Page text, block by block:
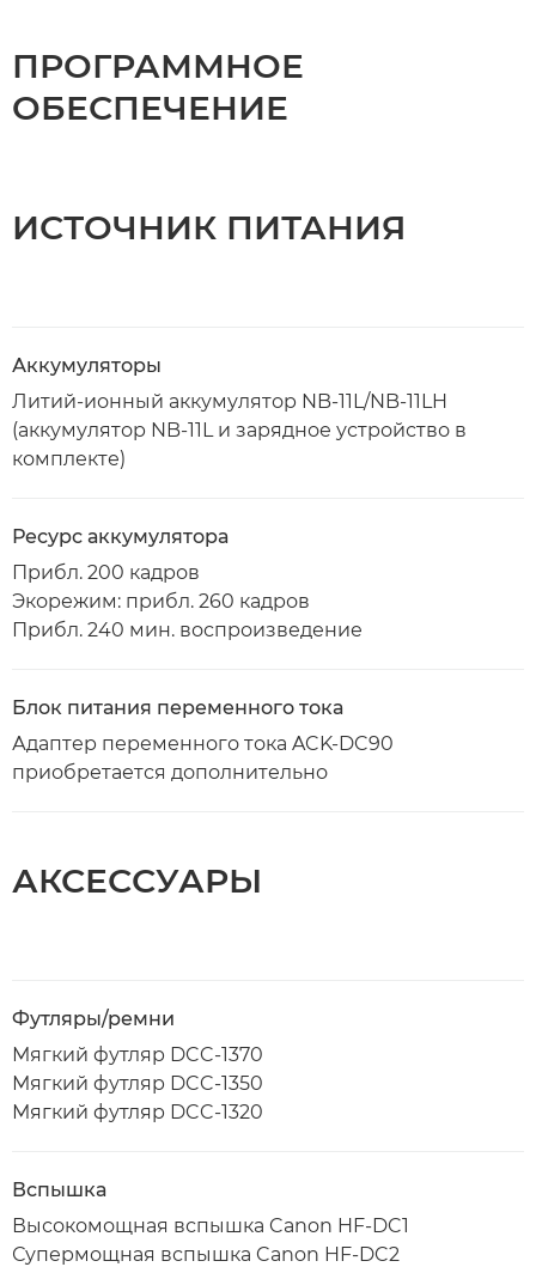
ПРОГРАММНОЕ
ОБЕСПЕЧЕНИЕ
ИСТОЧНИК ПИТАНИЯ
Аккумуляторы
Литий-ионный аккумулятор NB-11L/NB-11LH
(аккумулятор NB-11L и зарядное устройство в
комплекте)
Ресурс аккумулятора
Прибл. 200 кадров
Экорежим: прибл. 260 кадров
Прибл. 240 мин. воспроизведение
Блок питания переменного тока
Адаптер переменного тока ACK-DC90
приобретается дополнительно
АКСЕССУАРЫ
Футляры/ремни
Мягкий футляр DCC-1370
Мягкий футляр DCC-1350
Мягкий футляр DCC-1320
Вспышка
Высокомощная вспышка Canon HF-DC1
Супермощная вспышка Canon HF-DC2